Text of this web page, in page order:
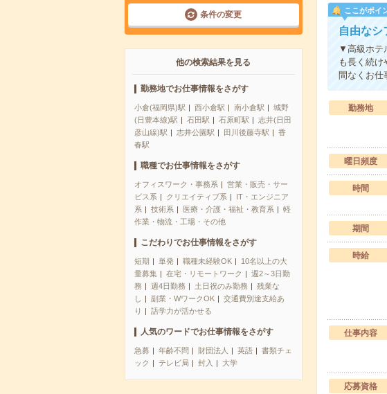
条件の変更
他の検索結果を見る
勤務地でお仕事情報をさがす
小倉(福岡県)駅 西小倉駅 南小倉駅
城野
(日豊本線)駅
石田駅 石原町駅
志井(日田
彦山線)駅
志井公園駅 田川後藤寺駅
香
春駅
職種でお仕事情報をさがす
オフィスワーク・事務系
営業・販売・サー
ビス系
クリエイティブ系
IT・エンジニア
系
技術系 医療・介護・福祉・教育系
軽
作業・物流・工場・その他
こだわりでお仕事情報をさがす
短期 単発 職種未経験OK
10名以上の大
量募集
在宅・リモートワーク
週2～3日勤
務
週4日勤務 土日祝のみ勤務
残業な
し
副業・WワークOK
交通費別途支給あ
り
語学力が活かせる
人気のワードでお仕事情報をさがす
急募 年齢不問 財団法人 英語
書類チェ
ック
テレビ局 封入 大学
ここがポイ
自由なシ
▼高級ホテ
も長く続
間なくお仕
勤務地
曜日頻度
時間
期間
時給
仕事内容
応募資格